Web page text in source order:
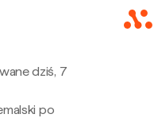
dziś, 7
po